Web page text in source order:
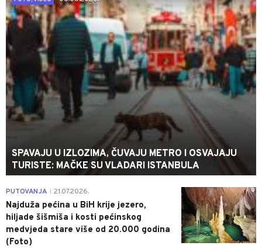
SPAVAJU U IZLOZIMA, ČUVAJU METRO I OSVAJAJU
TURISTE: MAČKE SU VLADARI ISTANBULA
0
PUTOVANJA 21.07.2026.
Najduža pećina u BiH krije jezero,
hiljade šišmiša i kosti pećinskog
medvjeda stare više od 20.000 godina
(Foto)